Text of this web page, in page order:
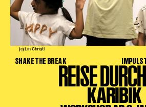
(c) Lin Christl
SHAKE THE BREAKREISE
KARIBIK